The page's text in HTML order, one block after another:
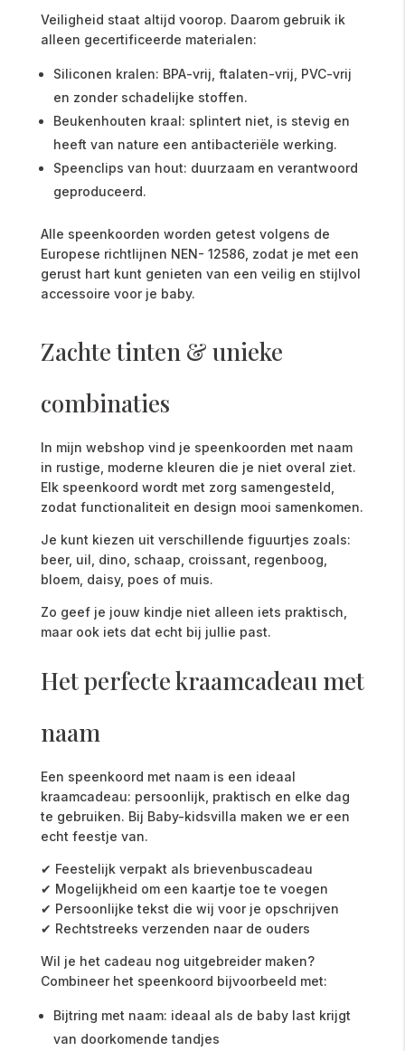
Veiligheid staat altijd voorop. Daarom gebruik ik
alleen gecertificeerde materialen:
Siliconen kralen: BPA-vrij, ftalaten-vrij, PVC-vrij
en zonder schadelijke stoffen.
Beukenhouten kraal: splintert niet, is stevig en
heeft van nature een antibacteriële werking.
Speenclips van hout: duurzaam en verantwoord
geproduceerd.
Alle speenkoorden worden getest volgens de
Europese richtlijnen NEN- 12586, zodat je met een
gerust hart kunt genieten van een veilig en stijlvol
accessoire voor je baby.
Zachte tinten & unieke
combinaties
In mijn webshop vind je speenkoorden met naam
in rustige, moderne kleuren die je niet overal ziet.
Elk speenkoord wordt met zorg samengesteld,
zodat functionaliteit en design mooi samenkomen.
Je kunt kiezen uit verschillende figuurtjes zoals:
beer, uil, dino, schaap, croissant, regenboog,
bloem, daisy, poes of muis.
Zo geef je jouw kindje niet alleen iets praktisch,
maar ook iets dat echt bij jullie past.
Het perfecte kraamcadeau met
naam
Een speenkoord met naam is een ideaal
kraamcadeau: persoonlijk, praktisch en elke dag
te gebruiken. Bij Baby-kidsvilla maken we er een
echt feestje van.
✔ Feestelijk verpakt als brievenbuscadeau
✔ Mogelijkheid om een kaartje toe te voegen
✔ Persoonlijke tekst die wij voor je opschrijven
✔ Rechtstreeks verzenden naar de ouders
Wil je het cadeau nog uitgebreider maken?
Combineer het speenkoord bijvoorbeeld met:
Bijtring met naam: ideaal als de baby last krijgt
van doorkomende tandjes